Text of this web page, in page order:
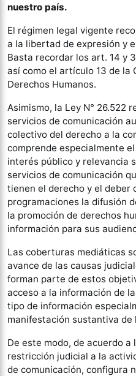
nuestro país.
El régimen legal vigente
a la libertad de expresión y
Basta recordar los art. 14 y
así como el artículo 13 de la
Derechos Humanos.
Asimismo, la Ley N° 26.522
servicios de comunicación
colectivo del derecho a la
comprende especialmente
interés público y relevancia
servicios de comunicación
tienen el derecho y el deber
programaciones la difusión
la promoción de derechos
información para sus
Las coberturas mediáticas
avance de las causas
forman parte de estos
acceso a la información de
tipo de información
manifestación sustantiva
De este modo, de acuerdo
restricción judicial a la
de comunicación, configura